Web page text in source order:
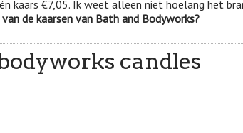
kaars €7,05. Ik weet alleen niet hoelang het
de kaarsen van Bath and Bodyworks?
candles